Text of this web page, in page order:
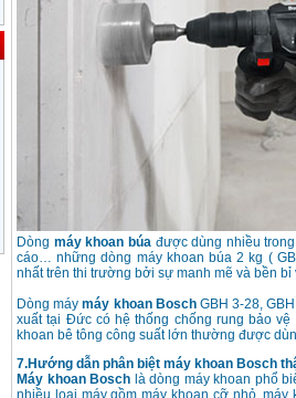
Dòng máy khoan búađược dùng nhiều
cáo… những dòng máy khoan búa 2 kg (
nhất trên thi trường bởi sự manh mẽ và bền
Dòng máymáy khoan BoschGBH 3-28,
xuất tại Đức có hệ thống chống rung bảo
khoan bê tông công suất lớn thường được
7.Hướng dẫn phân biệt máy khoan Bosch
Máy khoan Bosch là dòng máy khoan phổ
nhiều loại máy gồm máy khoan cỡ nhỏ,